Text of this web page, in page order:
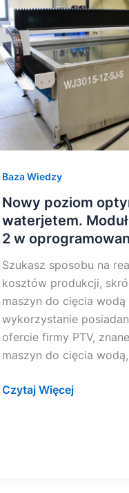
Baza Wiedzy
Nowy poziom
waterjetem.
2 w
Szukasz sposobu na
kosztów produkcji,
maszyn do cięcia
wykorzystanie
ofercie firmy PTV,
maszyn do cięcia
cięcia
waterjetem.
Moduł
Nesting
Level
w
oprogramowaniu
Czytaj Więcej